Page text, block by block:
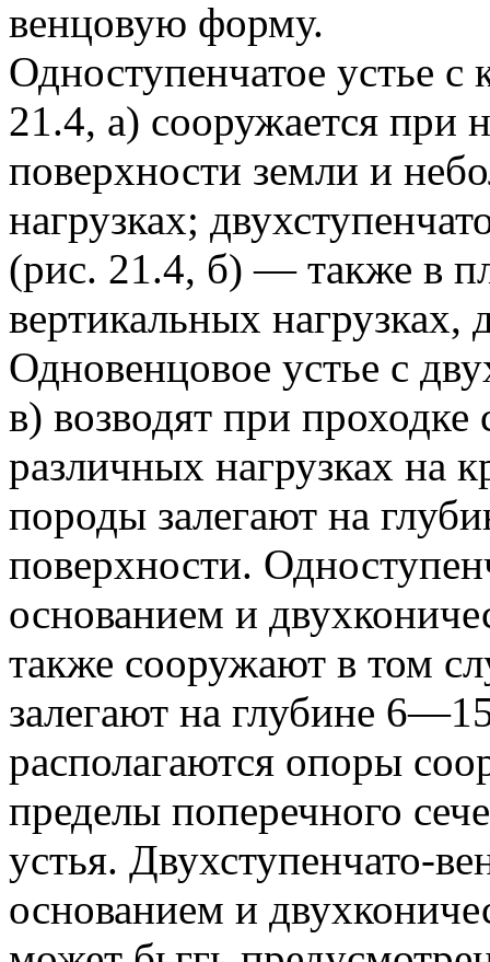
венцовую форму.
Одноступенчатое устье
21.4, а) сооружается при
поверхности земли и
нагрузках;
(рис. 21.4, б) — также в
вертикальных
Одновенцовое устье с
в) возводят при
различных нагрузках на
породы залегают на
поверхности.
основанием и
также сооружают в том
залегают на глубине
располагаются опоры
пределы поперечного
устья. Двухступенчато-
основанием и